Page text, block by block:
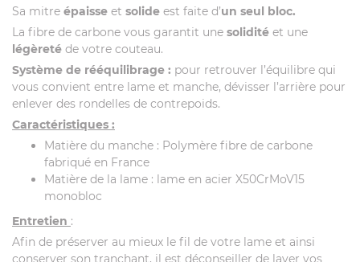
Sa mitre épaisse et solide est faite d’un seul bloc.
La fibre de carbone vous garantit une solidité et une
légèreté de votre couteau.
Système de rééquilibrage : pour retrouver l’équilibre qui
vous convient entre lame et manche, dévisser l’arrière pour
enlever des rondelles de contrepoids.
Caractéristiques :
Matière du manche : Polymère fibre de carbone
fabriqué en France
Matière de la lame : lame en acier X50CrMoV15
monobloc
Entretien :
Afin de préserver au mieux le fil de votre lame et ainsi